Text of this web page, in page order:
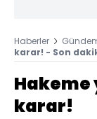
Haberler
karar! - Son
Hakeme
karar!